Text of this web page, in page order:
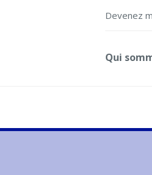
Devenez
Qui